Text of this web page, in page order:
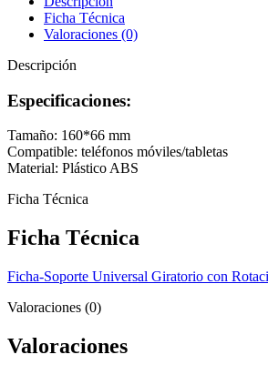
Ficha Técnica
Valoraciones (0)
Descripción
Especificaciones:
Tamaño: 160*66 mm
Compatible: teléfonos móviles/tabletas
Material: Plástico ABS
Ficha Técnica
Ficha Técnica
Ficha-Soporte Universal Giratorio con
Valoraciones (0)
Valoraciones